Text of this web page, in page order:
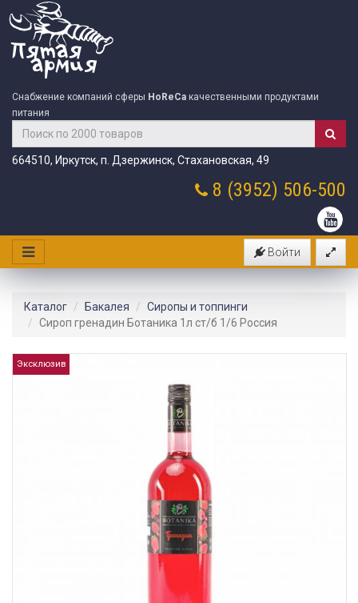
Снабжение компаний сферы HoReCa качественными продуктами
питания
664510, Иркутск, п. Дзержинск, Стахановская, 49
8 (3952) 506-500
Войти
Каталог Бакалея
Сиропы и топпинги
Сироп гренадин Ботаника 1л ст/б 1/6 Россия
Эксклюзив